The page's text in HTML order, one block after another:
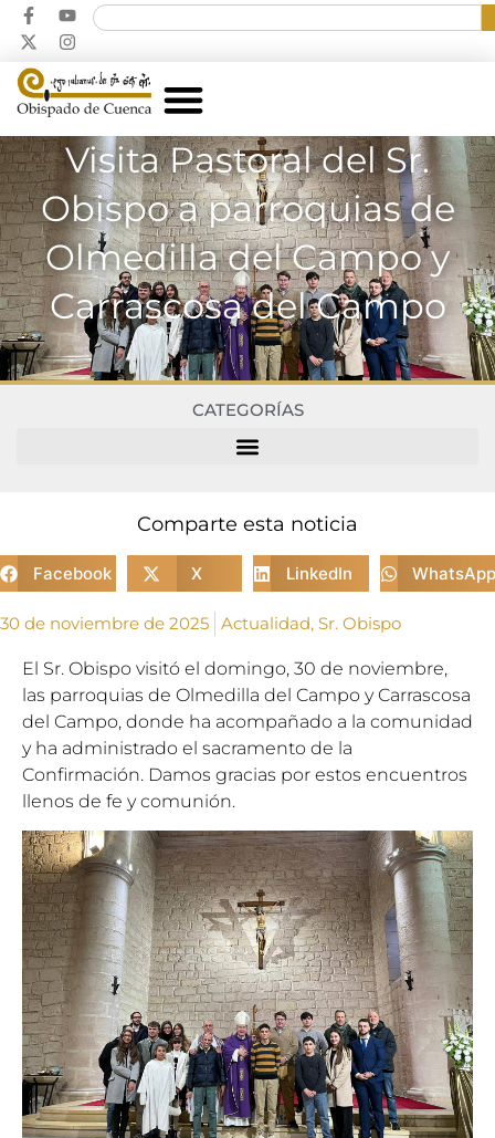
Visita Pastoral del Sr.
Obispo a parroquias de
Olmedilla del Campo y
Carrascosa del Campo
CATEGORÍAS
Comparte esta noticia
Facebook X LinkedIn WhatsApp
30 de noviembre de 2025 Actualidad, Sr. Obispo
El Sr. Obispo visitó el domingo, 30 de noviembre,
las parroquias de Olmedilla del Campo y Carrascosa
del Campo, donde ha acompañado a la comunidad
y ha administrado el sacramento de la
Confirmación. Damos gracias por estos encuentros
llenos de fe y comunión.